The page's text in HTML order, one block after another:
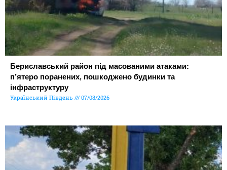
Бериславський район під масованими атаками:
п’ятеро поранених, пошкоджено будинки та
інфраструктуру
Український Південь 07/08/2026